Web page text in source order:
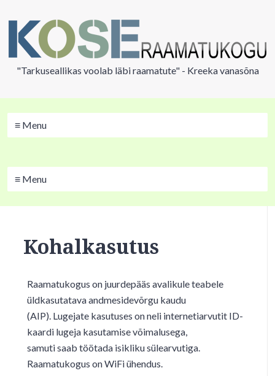
"Tarkuseallikas voolab läbi raamatute" - Kreeka vanasõna
≡ Menu
≡ Menu
Kohalkasutus
Raamatukogus on juurdepääs avalikule teabele
üldkasutatava andmesidevõrgu kaudu
(AIP). Lugejate kasutuses on neli internetiarvutit ID-
kaardi lugeja kasutamise võimalusega,
samuti saab töötada isikliku sülearvutiga.
Raamatukogus on WiFi ühendus.